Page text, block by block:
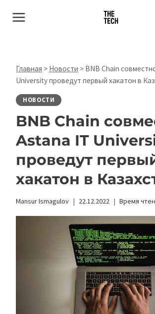
Главная > Новости > BNB Chain
University проведут первый хакатон в
НОВОСТИ
BNB Chain
Astana IT
проведут
хакатон в
Mansur Ismagulov 22.12.2022 Время